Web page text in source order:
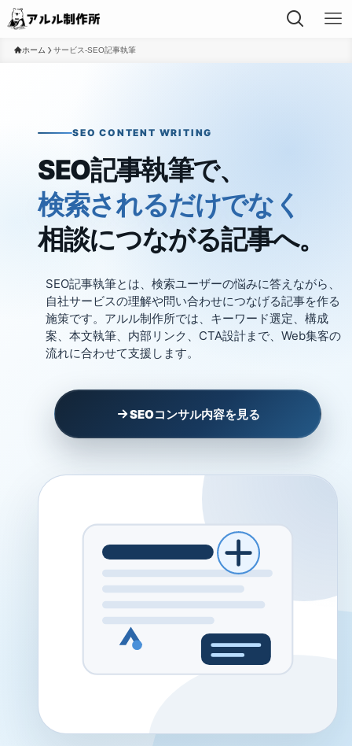
ホーム サービス-SEO記事執筆
SEO CONTENT WRITING
SEO記事執筆で、
検索されるだけでなく
相談につながる記事へ。
SEO記事執筆とは、検索ユーザーの悩みに答えながら、
自社サービスの理解や問い合わせにつなげる記事を作る
施策です。アルル制作所では、キーワード選定、構成
案、本文執筆、内部リンク、CTA設計まで、Web集客の
流れに合わせて支援します。
SEOコンサル内容を見る